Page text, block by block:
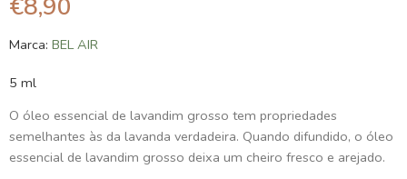
€8,90
Marca: BEL AIR
5 ml
O óleo essencial de lavandim grosso tem propriedades
semelhantes às da lavanda verdadeira. Quando difundido, o óleo
essencial de lavandim grosso deixa um cheiro fresco e arejado.